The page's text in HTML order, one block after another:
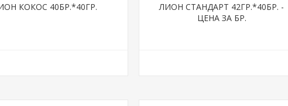
КОКОС 40БР.*40ГР.
ЛИОН СТАНДАРТ 42ГР.*40БР. -
ЦЕНА ЗА БР.